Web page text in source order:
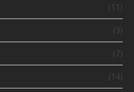
(11)
(3)
(7)
(14)